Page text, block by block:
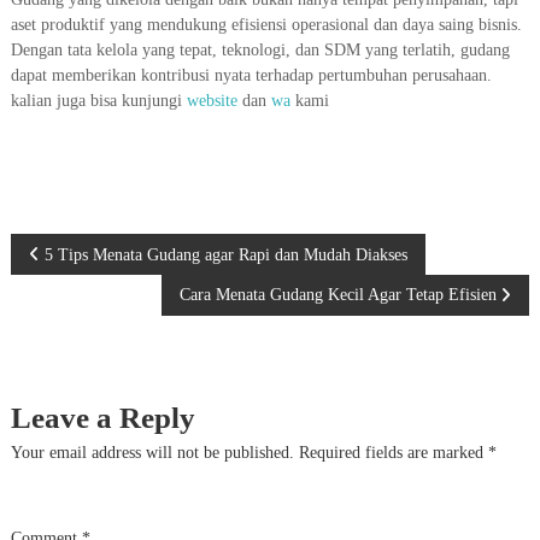
aset produktif yang mendukung efisiensi operasional dan daya saing bisnis.
Dengan tata kelola yang tepat, teknologi, dan SDM yang terlatih, gudang
dapat memberikan kontribusi nyata terhadap pertumbuhan perusahaan.
kalian juga bisa kunjungi websitedan wakami
P
t
a
5 Tips Menata Gudang agar Rapi dan Mudah Diakses
Cara Menata Gudang Kecil Agar Tetap Efisien
Leave a Reply
Your email address will not be published. Required fields are marked *